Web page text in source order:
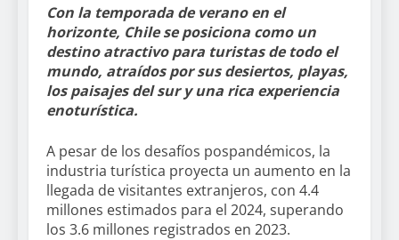
Con la temporada de verano en el
horizonte, Chile se posiciona como un
destino atractivo para turistas de todo el
mundo, atraídos por sus desiertos, playas,
los paisajes del sur y una rica experiencia
enoturística.
A pesar de los desafíos pospandémicos, la
industria turística proyecta un aumento en la
llegada de visitantes extranjeros, con 4.4
millones estimados para el 2024, superando
los 3.6 millones registrados en 2023.